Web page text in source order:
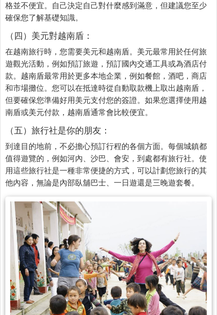
格並不便宜。自己決定自己對什麼感到滿意，但建議您至少
確保您了解基礎知識。
（四）美元對越南盾：
在越南旅行時，您需要美元和越南盾。美元最常用於任何旅
遊觀光活動，例如預訂旅遊，預訂國內交通工具或為酒店付
款。越南盾最常用於更多本地企業，例如餐館，酒吧，商店
和市場攤位。您可以在抵達時從自動取款機上取出越南盾，
但要確保您準備好用美元支付您的簽證。如果您選擇使用越
南盾或美元付款，越南盾通常會比較便宜。
（五）旅行社是你的朋友：
到達目的地前，不必擔心預訂行程的各個方面。每個城鎮都
值得遊覽的，例如河內、沙巴、會安，到處都有旅行社。使
用這些旅行社是一種非常便捷的方式，可以計劃您旅行的其
他內容，無論是內部臥舖巴士、一日遊還是三晚遊套餐。